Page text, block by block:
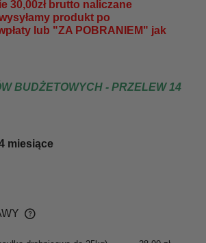
30,00zł brutto naliczane
produkt po
lub "ZA POBRANIEM" jak
BUDŻETOWYCH - PRZELEW 14
miesiące
EWENTUALNYCH KOSZTÓW